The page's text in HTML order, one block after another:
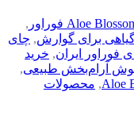
,
برای گوارش, چای
فوراور ایران, خرید
آرام‌بخش طبیعی,
, محصولات